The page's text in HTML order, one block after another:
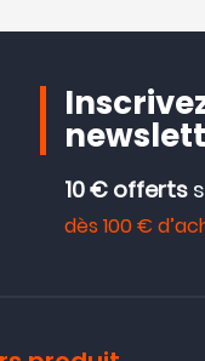
10 € offerts
dès 100 €